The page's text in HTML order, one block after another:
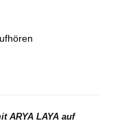
ARYA LAYA auf